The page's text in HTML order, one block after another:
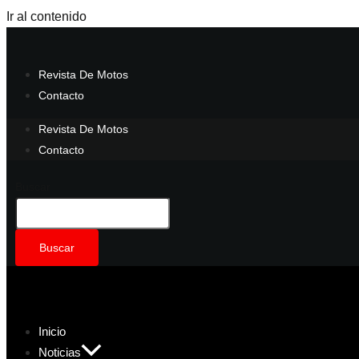
Ir al contenido
Revista De Motos
Contacto
Revista De Motos
Contacto
Buscar
Inicio
Noticias